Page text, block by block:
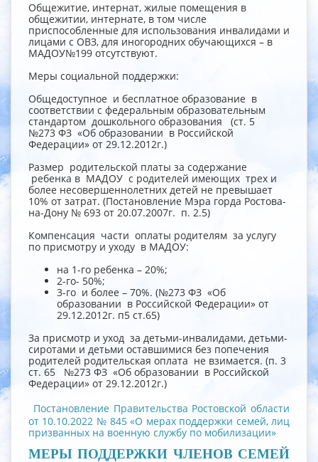
Общежитие, интернат, жилые помещения в
общежитии, интернате, в том числе
приспособленные для использования инвалидами и
лицами с ОВЗ, для иногородних обучающихся – в
МАДОУ№199 отсутствуют.
Меры социальной поддержки:
Общедоступное и бесплатное образование в
соответствии с федеральным образовательным
стандартом дошкольного образования (ст. 5
№273 ФЗ «Об образовании в Российской
Федерации» от 29.12.2012г.)
Размер родительской платы за содержание
ребенка в МАДОУ с родителей имеющих трех и
более несовершеннолетних детей не превышает
10% от затрат. (Постановление Мэра горда Ростова-
на-Дону № 693 от 20.07.2007г. п. 2.5)
Компенсация части оплаты родителям за услугу
по присмотру и уходу в МАДОУ:
на 1-го ребенка – 20%;
2-го- 50%;
3-го и более – 70%. (№273 ФЗ «Об
образовании в Российской Федерации» от
29.12.2012г. п5 ст.65)
За присмотр и уход за детьми-инвалидами, детьми-
сиротами и детьми оставшимися без попечения
родителей родительская оплата не взимается. (п. 3
ст. 65 №273 ФЗ «Об образовании в Российской
Федерации» от 29.12.2012г.)
Постановление Правительства Ростовской области
от 10.10.2022 № 845 «О мерах поддержки семей, лиц
призванных на военную службу по мобилизации»
МЕРЫ ПОДДЕРЖКИ ЧЛЕНОВ СЕМЕЙ